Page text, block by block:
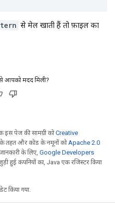
से मेल खाती हैं तो फ़ाइल का
आपको मदद मिली?
पेज की सामग्री कोCreative
के तहत और कोड के नमूनों कोApache 2.0
के लिए, Google Developers
हुई कंपनियों का, Java एक रजिस्टर किया
किया गया.